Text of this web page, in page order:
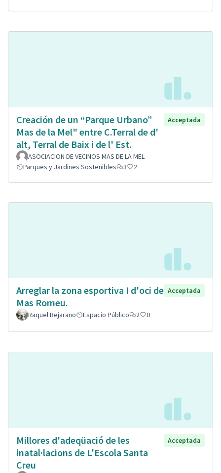
Creación de un “Parque Urbano”
Mas de la Mel" entre C.Terral de d'
alt, Terral de Baix i de l' Est.
Acceptada
ASOCIACION DE VECINOS MAS DE LA MEL
Parques y Jardines Sostenibles
3 2
Arreglar la zona esportiva I d'oci de
Mas Romeu.
Acceptada
Raquel Bejarano Espacio Público 2 0
Millores d'adeqüació de les
inatal·lacions de L'Escola Santa
Creu
Acceptada